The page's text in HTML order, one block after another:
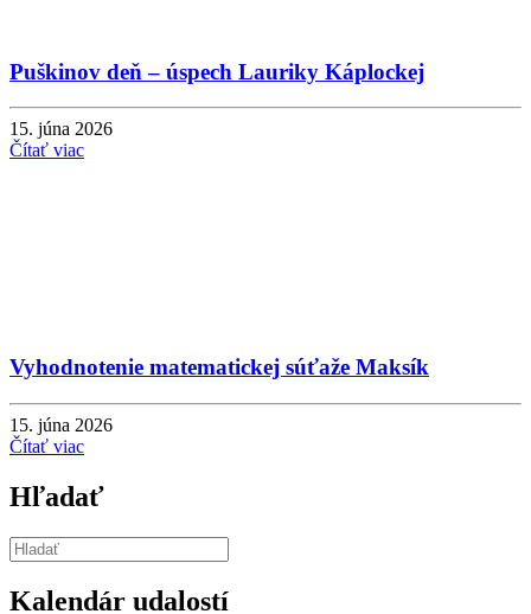
Puškinov deň – úspech Lauriky Káplockej
15. júna 2026
Čítať viac
Vyhodnotenie matematickej súťaže Maksík
15. júna 2026
Čítať viac
Hľadať
Kalendár udalostí